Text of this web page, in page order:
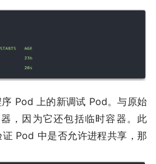
Pod 上的新调试 Pod。与原始
，因为它还包括临时容器。此
Pod 中是否允许进程共享，那